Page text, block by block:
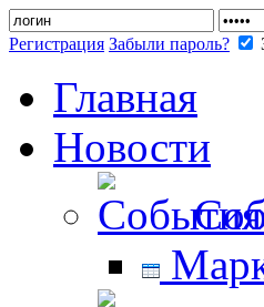
Регистрация Забыли пароль?
Главная
Новости